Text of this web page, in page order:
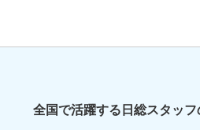
全国で活躍する日総スタッ